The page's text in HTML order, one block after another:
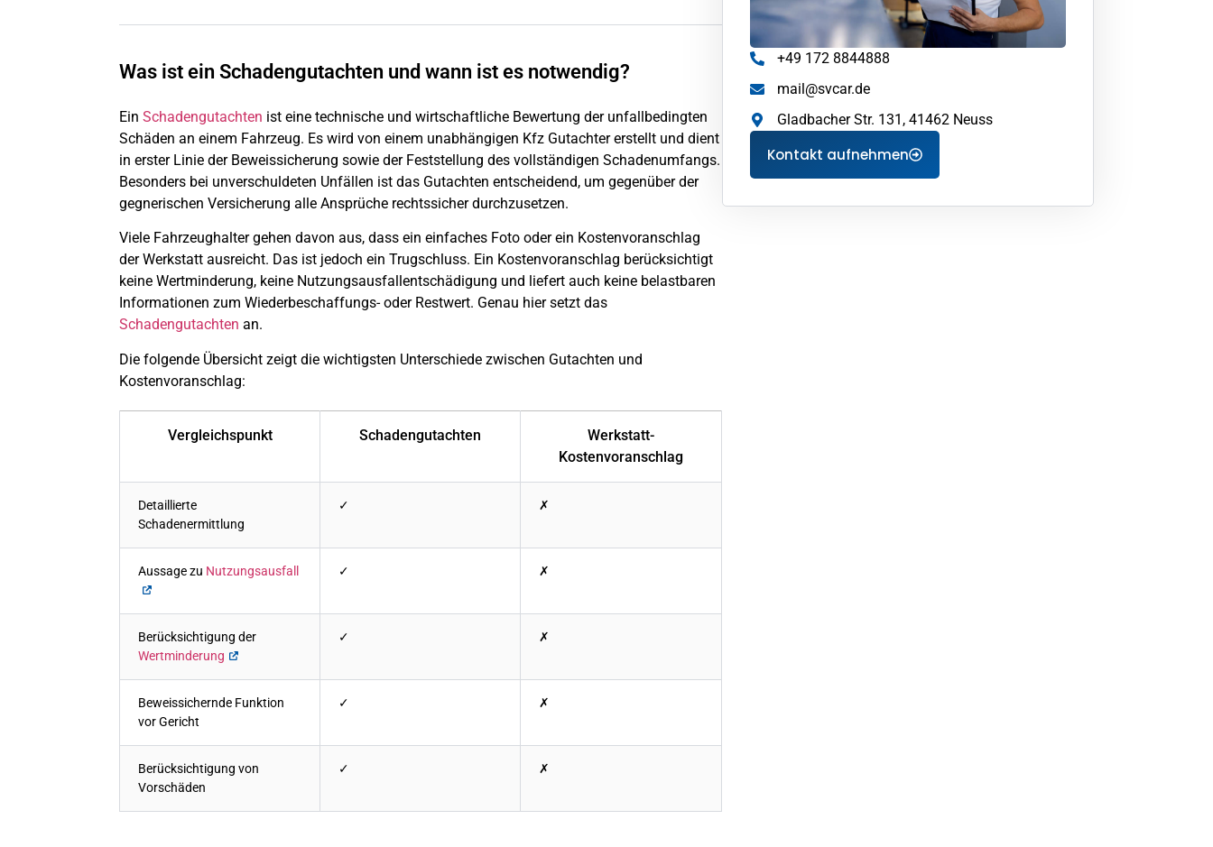
Was ist ein Schadengutachten und wann ist es notwendig?
Ein Schadengutachten ist eine technische und wirtschaftliche Bewertung der unfallbedingten
Schäden an einem Fahrzeug. Es wird von einem unabhängigen Kfz Gutachter erstellt und dient
in erster Linie der Beweissicherung sowie der Feststellung des vollständigen Schadenumfangs.
Besonders bei unverschuldeten Unfällen ist das Gutachten entscheidend, um gegenüber der
gegnerischen Versicherung alle Ansprüche rechtssicher durchzusetzen.
Viele Fahrzeughalter gehen davon aus, dass ein einfaches Foto oder ein Kostenvoranschlag
der Werkstatt ausreicht. Das ist jedoch ein Trugschluss. Ein Kostenvoranschlag berücksichtigt
keine Wertminderung, keine Nutzungsausfallentschädigung und liefert auch keine belastbaren
Informationen zum Wiederbeschaffungs- oder Restwert. Genau hier setzt das
Schadengutachten an.
Die folgende Übersicht zeigt die wichtigsten Unterschiede zwischen Gutachten und
Kostenvoranschlag:
Vergleichspunkt Schadengutachten
Werkstatt-
Kostenvoranschlag
Detaillierte
Schadenermittlung
✓ ✗
Aussage zu Nutzungsausfall ✓ ✗
Berücksichtigung der
Wertminderung
✓ ✗
Beweissichernde Funktion
vor Gericht
✓ ✗
Berücksichtigung von
Vorschäden
✓ ✗
+49 172 8844888
mail@svcar.de
Gladbacher Str. 131, 41462 Neuss
Kontakt aufnehmen